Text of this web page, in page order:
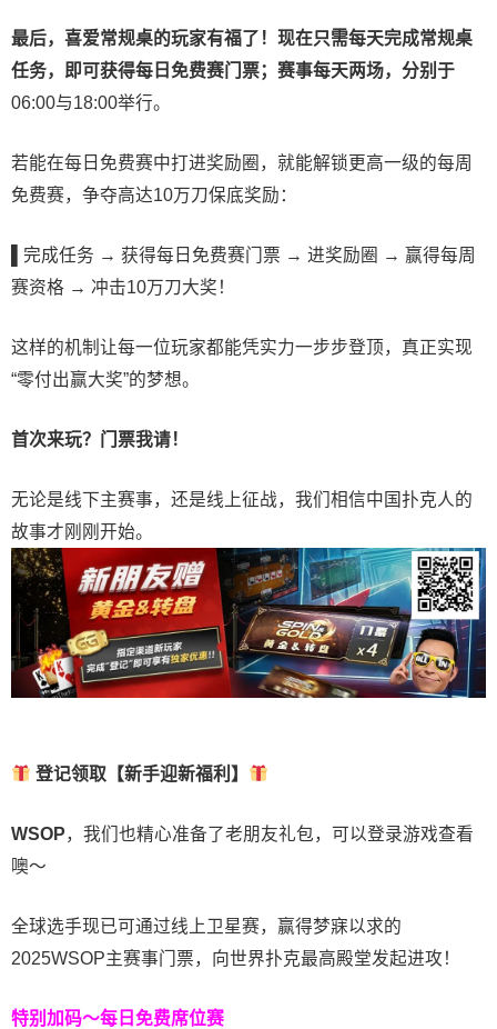
最后，喜爱常规桌的玩家有福了！现在只需每天完成常规桌
任务，即可获得每日免费赛门票；赛事每天两场，分别于
06:00与18:00举行。
若能在每日免费赛中打进奖励圈，就能解锁更高一级的每周
免费赛，争夺高达10万刀保底奖励：
完成任务 → 获得每日免费赛门票 → 进奖励圈 → 赢得每周
赛资格 → 冲击10万刀大奖！
这样的机制让每一位玩家都能凭实力一步步登顶，真正实现
“零付出赢大奖”的梦想。
首次来玩？门票我请！
无论是线下主赛事，还是线上征战，我们相信中国扑克人的
故事才刚刚开始。
登记领取【新手迎新福利】
WSOP，我们也精心准备了老朋友礼包，可以登录游戏查看
噢～
全球选手现已可通过线上卫星赛，赢得梦寐以求的
2025WSOP主赛事门票，向世界扑克最高殿堂发起进攻！
特别加码～每日免费席位赛